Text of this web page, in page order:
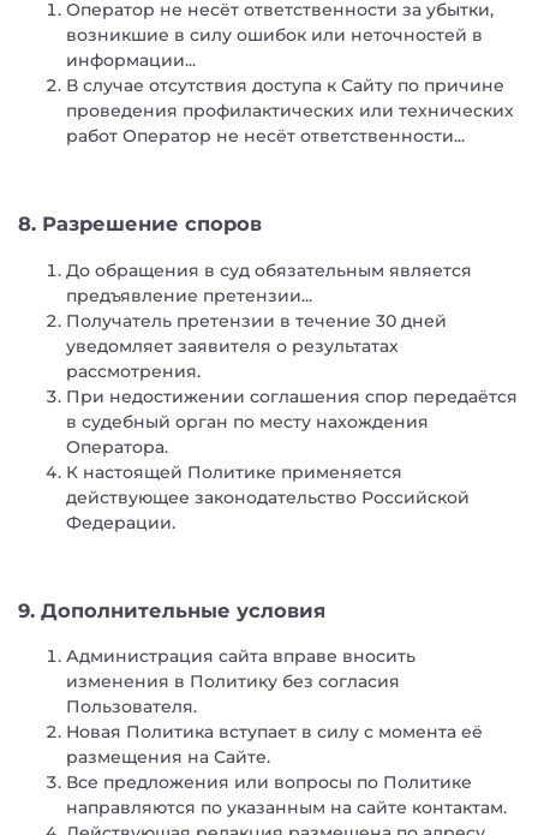
Оператор не несёт ответственности за убытки,
возникшие в силу ошибок или неточностей в
информации...
В случае отсутствия доступа к Сайту по причине
проведения профилактических или технических
работ Оператор не несёт ответственности...
8. Разрешение споров
До обращения в суд обязательным является
предъявление претензии...
Получатель претензии в течение 30 дней
уведомляет заявителя о результатах
рассмотрения.
При недостижении соглашения спор передаётся
в судебный орган по месту нахождения
Оператора.
К настоящей Политике применяется
действующее законодательство Российской
Федерации.
9. Дополнительные условия
Администрация сайта вправе вносить
изменения в Политику без согласия
Пользователя.
Новая Политика вступает в силу с момента её
размещения на Сайте.
Все предложения или вопросы по Политике
направляются по указанным на сайте контактам.